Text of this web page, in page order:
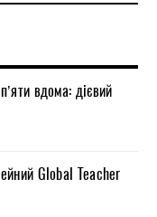
вдома: дієвий
Global Teacher